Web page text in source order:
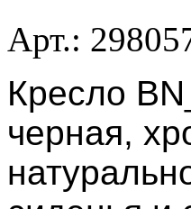
Арт.:
Кресло
черная,